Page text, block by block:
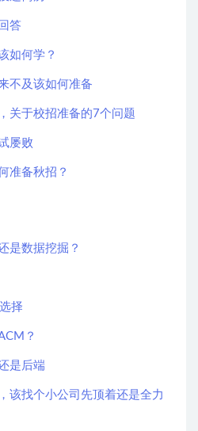
答
如何学？
不及该如何准备
关于校招准备的7个问题
屡败
准备秋招？
是数据挖掘？
择
？
是后端
该找个小公司先顶着还是全力